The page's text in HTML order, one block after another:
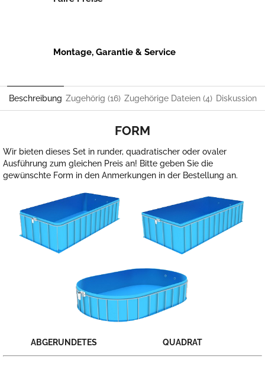
Montage, Garantie & Service
Beschreibung Zugehörig (16) Zugehörige Dateien (4) Diskussion
FORM
Wir bieten dieses Set in runder, quadratischer oder ovaler
Ausführung zum gleichen Preis an! Bitte geben Sie die
gewünschte Form in den Anmerkungen in der Bestellung an.
ABGERUNDETES QUADRAT